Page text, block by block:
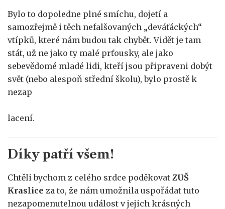
Bylo to dopoledne plné smíchu, dojetí a
samozřejmě i těch nefalšovaných „deváťáckých“
vtípků, které nám budou tak chybět. Vidět je tam
stát, už ne jako ty malé prťousky, ale jako
sebevědomé mladé lidi, kteří jsou připraveni dobýt
svět (nebo alespoň střední školu), bylo prostě k
nezap
lacení.
Díky patří všem!
Chtěli bychom z celého srdce poděkovat ZUŠ
Kraslice za to, že nám umožnila uspořádat tuto
nezapomenutelnou událost v jejich krásných